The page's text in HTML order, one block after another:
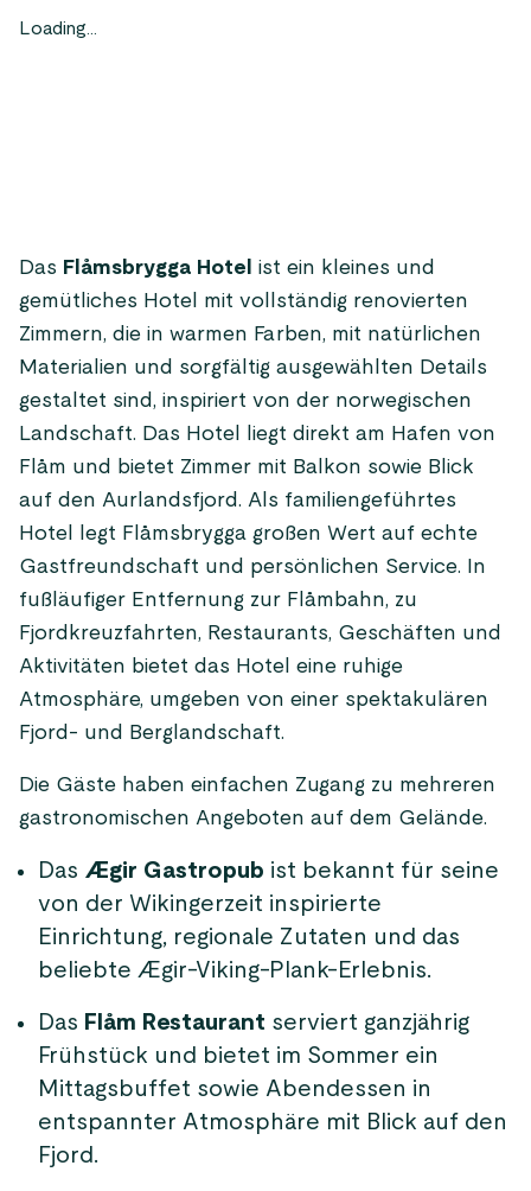
Loading...
Das Flåmsbrygga Hotel
ist ein kleines und
gemütliches Hotel mit vollständig renovierten
Zimmern, die in warmen Farben, mit natürlichen
Materialien und sorgfältig ausgewählten Details
gestaltet sind, inspiriert von der norwegischen
Landschaft. Das Hotel liegt direkt am Hafen von
Flåm und bietet Zimmer mit Balkon sowie Blick
auf den Aurlandsfjord. Als familiengeführtes
Hotel legt Flåmsbrygga großen Wert auf echte
Gastfreundschaft und persönlichen Service. In
fußläufiger Entfernung zur Flåmbahn, zu
Fjordkreuzfahrten, Restaurants, Geschäften und
Aktivitäten bietet das Hotel eine ruhige
Atmosphäre, umgeben von einer spektakulären
Fjord- und Berglandschaft.
Die Gäste haben einfachen Zugang zu mehreren
gastronomischen Angeboten auf dem Gelände.
Das Ægir Gastropub ist bekannt für seine
von der Wikingerzeit inspirierte
Einrichtung, regionale Zutaten und das
beliebte Ægir-Viking-Plank-Erlebnis.
Das Flåm Restaurant serviert ganzjährig
Frühstück und bietet im Sommer ein
Mittagsbuffet sowie Abendessen in
entspannter Atmosphäre mit Blick auf den
Fjord.